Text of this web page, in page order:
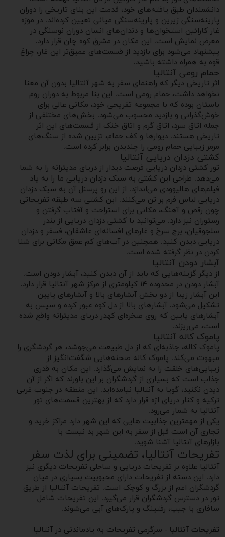
دانشمندان طبق یافته‌های خود، قدمت این بنای تاریخی را دوران
پارینه‌سنگی زیرین و پارینه‌سنگی میانی تعیین کرده‌اند. در موزه
غار کارائین استخوان‌ها و دندان‌های انسان دوران نوسنگی در
معرض نمایش است. این مکان در مشرق کوه چان قرار دارد.
پیشنهاد می‌شود برای بازدید از قسمت‌های عمیق‌تر این غار، چراغ
قوه به همراه داشته باشید.
حمام رومی آنتالیا
اثر تاریخی دیگر که راهنمای سفر به شهر آنتالیا بدون آن معنا
نخواهد داشت، حمام رومی است. این بنا مربوط به دوران روم
باستان بوده که با مجموعه تفریحی خود، مکانی عالی برای
خوش‌گذرانی و بازدید محسوب می‌شود. بخش‌های مختلفی از
جمله اتاق سرد، اتاق گرم و اتاق خنک از قسمت‌های این اثر
تاریخی هستند. دیوارها و کف حمام، تزیین شده از سنگ‌های
مرمر زیبایی حمام رومی را چندیدن برابر کرده است.
کشتی دزدان دریایی آنتالیا
تور کشتی دزدان دریایی فرصت دیدار از دریای مدیترانه را به شما
می‌دهد. طراحی این کشتی به سبک دزدان دریایی ما را به یاد
فیلم‌های هالیوودی می‌اندازد. از این رو پرسنل آن به سبک دزدان
دریایی لباس فرم بر تن می‌کنند. این کشتی سه طبقه تفریحاتی
چون رقص و آهنگ، مکانی برای استراحت و آفتاب گرفتن و
رستوران نیز دارد. می‌توانید با کشتی دزدان دریایی از بندر
سلجوقیان، برج سرخ و غارهای افسانه‌ای عاشقان، فسفر و دزدان
دریایی دیدن کنید. همچنین در آب‌های کم عمق مکانی برای شنا
کردن در نظر گرفته شده است.
آبشار دودن آنتالیا
از دیگر گزینه‌هایی که باید از آن دیدن کنید، آبشار دودن است.
آبشار دودن در محدوده ۱۴ کیلومتری از مرکز شهر آنتالیا قرار دارد.
این آبشار زیبا از دو بخش آبشارهای بالا و آبشارهای پایین
تشکیل می‌شود. آبشارهای بالا از دل کوه عبور کرده و سپس به
آبشارهای پایین که روی صخره‌ای کهدر دریای مدیترانه واقع شده‌
است، می‌ریزند.
پاموک کاله آنتالیا
پاموک کاله، جاذبه‌ای که از دل طبیعت می‌جوشد، هر گردشگری را
مبهوت می‌کند. پاموک کاله صحنه‌هایی شگفت‌انگیز از
زیبایی‌های خلقت را به نمایش می‌گذارد. این مکان به قدری
جذاب است که بسیاری از گردشگران بر این باورند که اگر از آن
دیدن نکنید، گویا به آنتالیا نیامده‌اید. این منطقه در جنوب غربی
ترکیه و کنار دریای اژه قرار دارد که از بهترین قسمت‌های تور
آنتالیا به شمار می‌رود.
یکی از مهمترین جذابیت هایی که این شهر دارد مراکز خرید و
تجاری آن است قبل از سفر به این شهر بد نیست با
بازارهای آنتالیا آشنا شوید.
تفریحات آنتالیا، تضمینی برای لذت سفر
آنتالیا علاوه بر تفریحات دریایی و ساحلی تفریحات دیگری نیز
دارد. این دسته از تفریحات دارای محبوبیت بسیاری در میان
گردشگران اعم از بزرگ و کوچک است. تفریحات آنتالیا از طریق
تور در دسترس گردشگران قرار می‌گیرد. این تفریحات شامل
سافاری با جیپ، رفتینگ و پارک‌های آبی می‌شوند.
تفریحات آنتالیا - سرگرمی تفریحات به یادماندنی در آنتالیا